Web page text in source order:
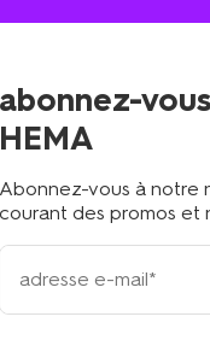
?
abonnez-
HEMA
Abonnez-vous à notre
courant des promos et
votre
adresse